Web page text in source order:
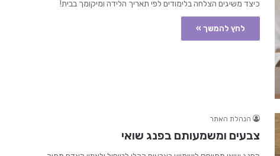
כיצד משיגים הצלחה בלימודים לפי תאריך הלידה ומיקומך בבית!
לחץ להמשך »
הנהלת האתר
צבעים ומשמעותם בפנג שואי